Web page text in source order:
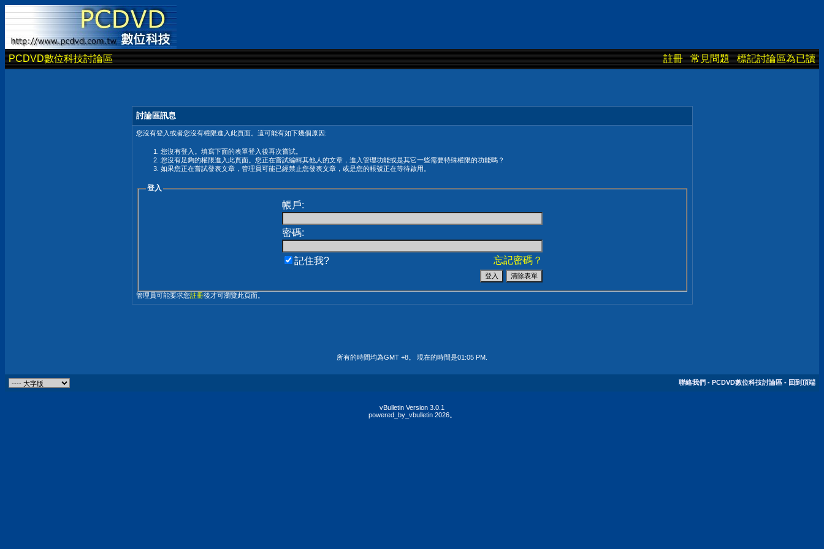
PCDVD數位科技討論區 註冊 常見問題 標記討論區為已讀
討論區訊息
您沒有登入或者您沒有權限進入此頁面。這可能有如下幾個原因:
您沒有登入。填寫下面的表單登入後再次嘗試。
您沒有足夠的權限進入此頁面。您正在嘗試編輯其他人的文章，進入管理功能或是其它一些需要特殊權限的功能嗎？
如果您正在嘗試發表文章，管理員可能已經禁止您發表文章，或是您的帳號正在等待啟用。
登入
帳戶:
密碼:
忘記密碼？
記住我?
管理員可能要求您註冊後才可瀏覽此頁面。
所有的時間均為GMT +8。 現在的時間是01:05 PM
聯絡我們 - PCDVD數位科技討論區 - 回到頂端
vBulletin Version 3.0.1
powered_by_vbulletin 2026。